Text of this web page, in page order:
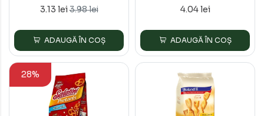
3.13 lei3.98 lei
ADAUGĂ ÎN COȘ
4.04 lei
ADAUGĂ ÎN COȘ
28%